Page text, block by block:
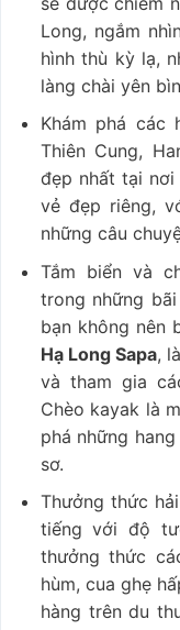
Long, ngắm
hình thù kỳ lạ,
làng chài yên
Khám phá các
Thiên Cung,
đẹp nhất tại
vẻ đẹp riêng,
những câu
Tắm biển và
trong những
bạn không nên
Hạ Long Sapa,
và tham gia
Chèo kayak là
phá những
sơ.
Thưởng thức
tiếng với độ
thưởng thức
hùm, cua ghẹ
hàng trên du